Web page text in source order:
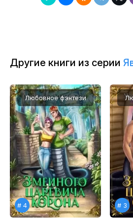
12
13
14
15
16
17
18
19
20
Другие книги из серии
Любовное фэнтези
# 4 # 3